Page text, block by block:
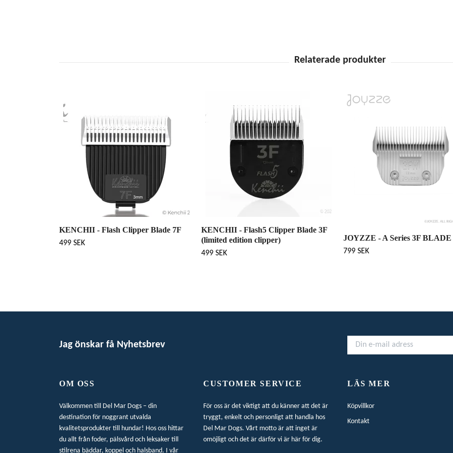
KENCHII - Flash Clipper Blade 7F
499 SEK
KENCHII - Flash5 Clipper Blade 3F
(limited edition clipper)
499 SEK
JOYZZE - A Series 3F
799 SEK
Jag önskar få Nyhetsbrev
OM OSS
Välkommen till Del Mar Dogs – din
destination för noggrant utvalda
kvalitetsprodukter till hundar! Hos oss hittar
du allt från foder, pälsvård och leksaker till
stilrena bäddar, koppel och halsband. I vår
CUSTOMER SERVICE
För oss är det viktigt att du känner att det är
tryggt, enkelt och personligt att handla hos
Del Mar Dogs. Vårt motto är att inget är
omöjligt och det är därför vi är här för dig.
LÄS MER
Köpvillkor
Kontakt